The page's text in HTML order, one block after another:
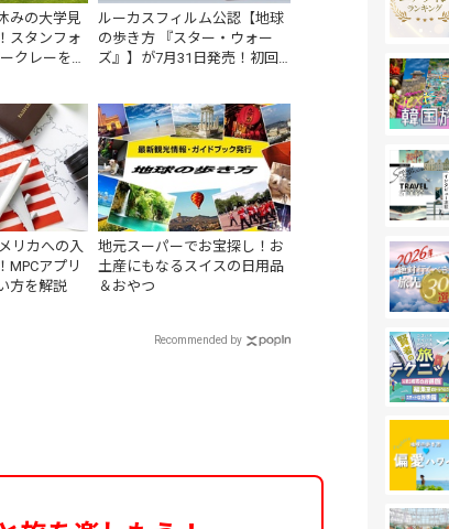
みの大学見
スタンフォ
クレーを1
ルーカスフィルム公認【地球
の歩き方 『スター・ウォー
ズ』】が7月31日発売！初回
リカへの入
MPCアプリ
方を解説
地元スーパーでお宝探し！お
土産にもなるスイスの日用品
＆おやつ
Recommended by